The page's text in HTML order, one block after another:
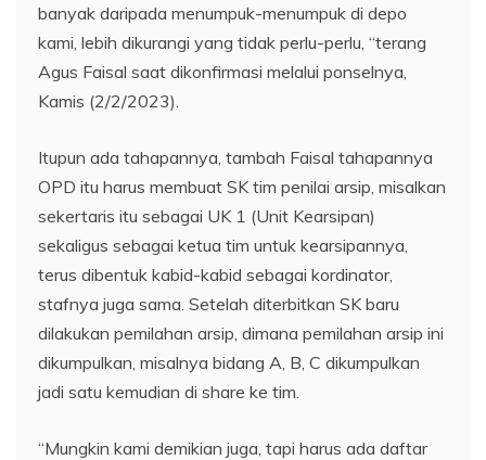
banyak daripada menumpuk-menumpuk di depo
kami, lebih dikurangi yang tidak perlu-perlu, “terang
Agus Faisal saat dikonfirmasi melalui ponselnya,
Kamis (2/2/2023).
Itupun ada tahapannya, tambah Faisal tahapannya
OPD itu harus membuat SK tim penilai arsip, misalkan
sekertaris itu sebagai UK 1 (Unit Kearsipan)
sekaligus sebagai ketua tim untuk kearsipannya,
terus dibentuk kabid-kabid sebagai kordinator,
stafnya juga sama. Setelah diterbitkan SK baru
dilakukan pemilahan arsip, dimana pemilahan arsip ini
dikumpulkan, misalnya bidang A, B, C dikumpulkan
jadi satu kemudian di share ke tim.
“Mungkin kami demikian juga, tapi harus ada daftar